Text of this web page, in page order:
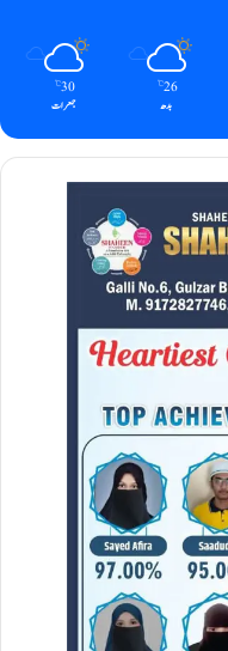
26
℃
بدھ
30
℃
جمعرات